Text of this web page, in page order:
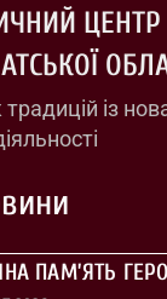
ЦЕНТР
традицій із
ПАМ’ЯТЬ